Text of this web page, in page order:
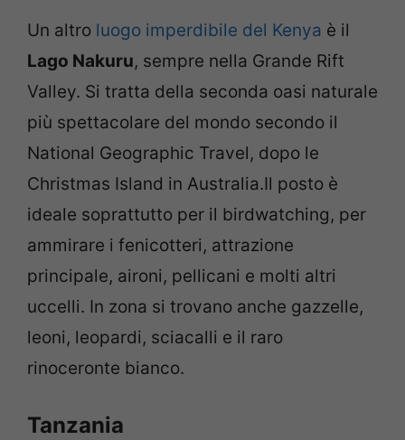
Un altro luogo imperdibile del Kenya è il
Lago Nakuru, sempre nella Grande Rift
Valley. Si tratta della seconda oasi naturale
più spettacolare del mondo secondo il
National Geographic Travel, dopo le
Christmas Island in Australia.Il posto è
ideale soprattutto per il birdwatching, per
ammirare i fenicotteri, attrazione
principale, aironi, pellicani e molti altri
uccelli. In zona si trovano anche gazzelle,
leoni, leopardi, sciacalli e il raro
rinoceronte bianco.
Tanzania